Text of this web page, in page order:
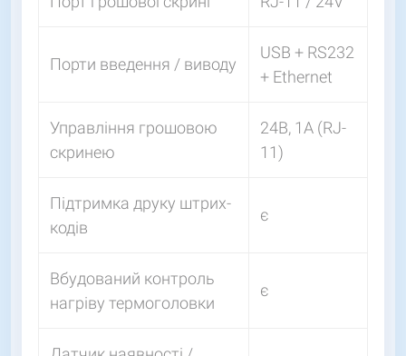
Порти введення / виводу
USB + RS232
+ Ethernet
Управління грошовою
скринею
24В, 1А (RJ-
11)
Підтримка друку штрих-
кодів
є
Вбудований контроль
нагріву термоголовки
є